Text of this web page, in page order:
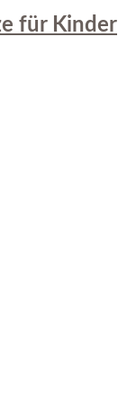
für Kinder